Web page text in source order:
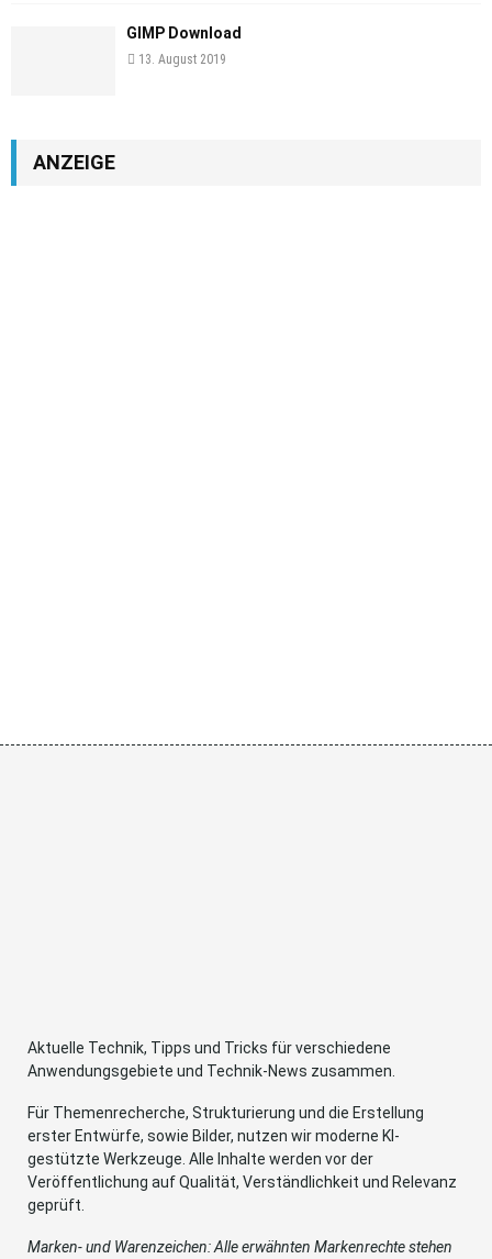
GIMP Download
13. August 2019
ANZEIGE
Aktuelle Technik, Tipps und Tricks für verschiedene
Anwendungsgebiete und Technik-News zusammen.
Für Themenrecherche, Strukturierung und die Erstellung
erster Entwürfe, sowie Bilder, nutzen wir moderne KI-
gestützte Werkzeuge. Alle Inhalte werden vor der
Veröffentlichung auf Qualität, Verständlichkeit und Relevanz
geprüft.
Marken- und Warenzeichen: Alle erwähnten Markenrechte stehen